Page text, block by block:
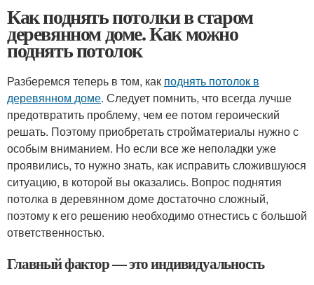
Как поднять потолки в старом
деревянном доме. Как можно
поднять потолок
Разберемся теперь в том, как поднять потолок в
деревянном доме. Следует помнить, что всегда лучше
предотвратить проблему, чем ее потом героический
решать. Поэтому приобретать стройматериалы нужно с
особым вниманием. Но если все же неполадки уже
проявились, то нужно знать, как исправить сложившуюся
ситуацию, в которой вы оказались. Вопрос поднятия
потолка в деревянном доме достаточно сложный,
поэтому к его решению необходимо отнестись с большой
ответственностью.
Главный фактор — это индивидуальность